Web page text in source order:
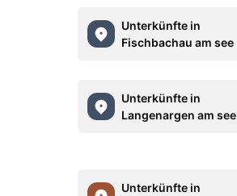
Unterkünfte in
Fischbachau am see
Unterkünfte in
Langenargen am see
Unterkünfte in